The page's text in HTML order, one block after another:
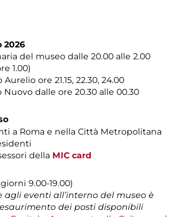
2026
del museo dalle 20.00 alle 2.00
1.00)
ore 21.15, 22.30, 24.00
Nuovo dalle ore 20.30 alle 00.30
a Roma e nella Città Metropolitana
della MIC card
9.00-19.00)
agli eventi all’interno del museo è
dei posti disponibili